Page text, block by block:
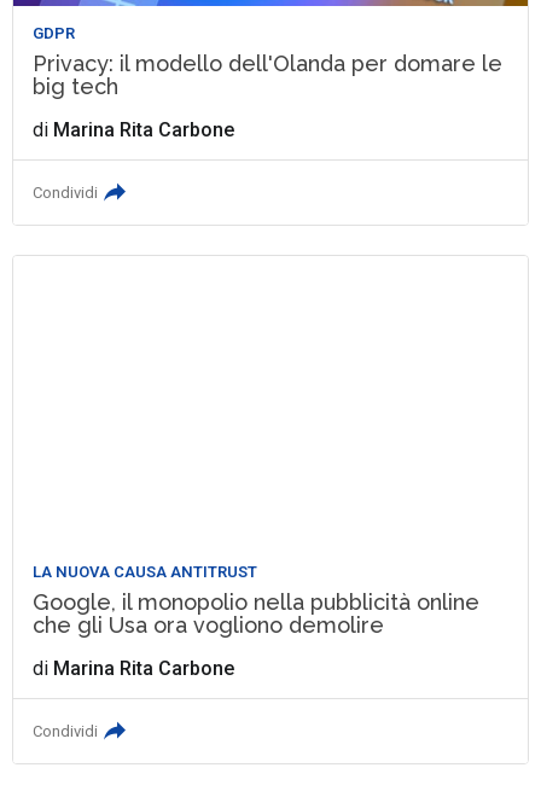
GDPR
Privacy: il modello dell'Olanda per domare le
big tech
di Marina Rita Carbone
Condividi
LA NUOVA CAUSA ANTITRUST
Google, il monopolio nella pubblicità online
che gli Usa ora vogliono demolire
di Marina Rita Carbone
Condividi